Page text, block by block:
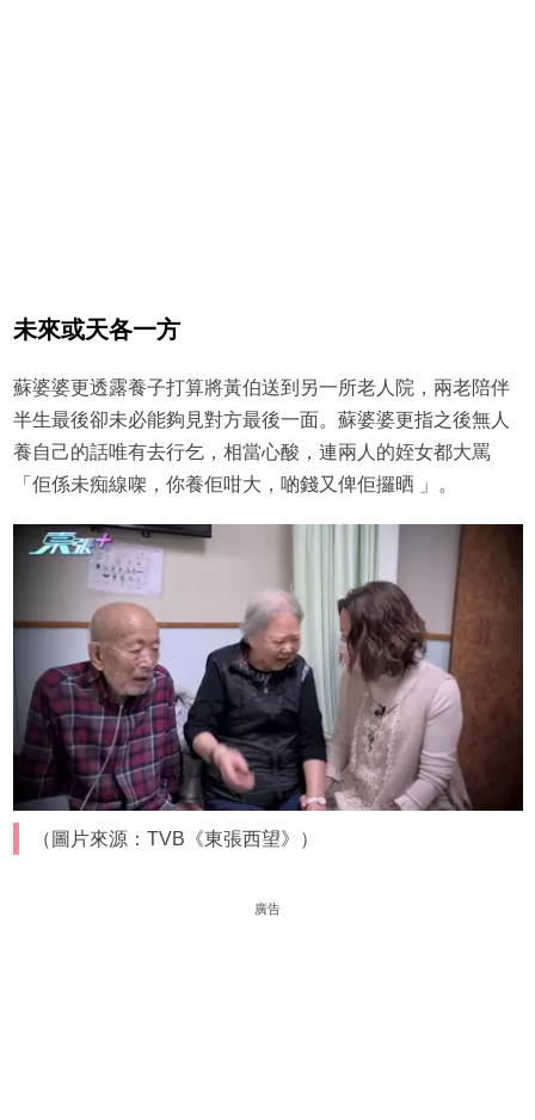
未來或天各一方
蘇婆婆更透露養子打算將黃伯送到另一所老人院，兩老陪伴
半生最後卻未必能夠見對方最後一面。蘇婆婆更指之後無人
養自己的話唯有去行乞，相當心酸，連兩人的姪女都大罵
「佢係未痴線㗎，你養佢咁大，啲錢又俾佢攞晒 」。
（圖片來源：TVB《東張西望》）
廣告